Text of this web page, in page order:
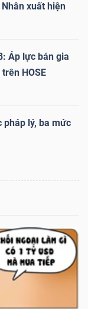
xuất hiện
Áp lực bán gia
HOSE
pháp lý, ba mức